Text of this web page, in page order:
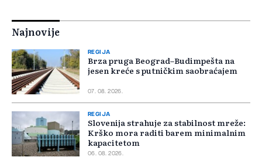
Najnovije
REGIJA
Brza pruga Beograd–Budimpešta na
jesen kreće s putničkim saobraćajem
07. 08. 2026.
REGIJA
Slovenija strahuje za stabilnost mreže:
Krško mora raditi barem minimalnim
kapacitetom
06. 08. 2026.